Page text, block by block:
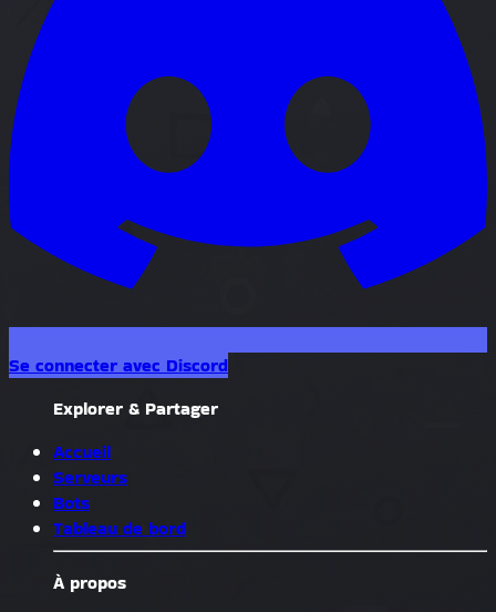
Se connecter avec Discord
Explorer & Partager
Accueil
Serveurs
Bots
Tableau de bord
À propos